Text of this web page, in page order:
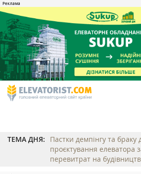
ТЕМА ДНЯ:
Пастки демпінгу та браку
проєктування елеватора
перевитрат на